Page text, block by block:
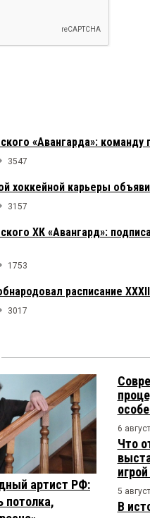
«Авангарда»:
3547
хоккейной карьеры
3157
ХК «Авангард»:
1753
расписание
3017
артист РФ:
потолка,
6
Что
5
В